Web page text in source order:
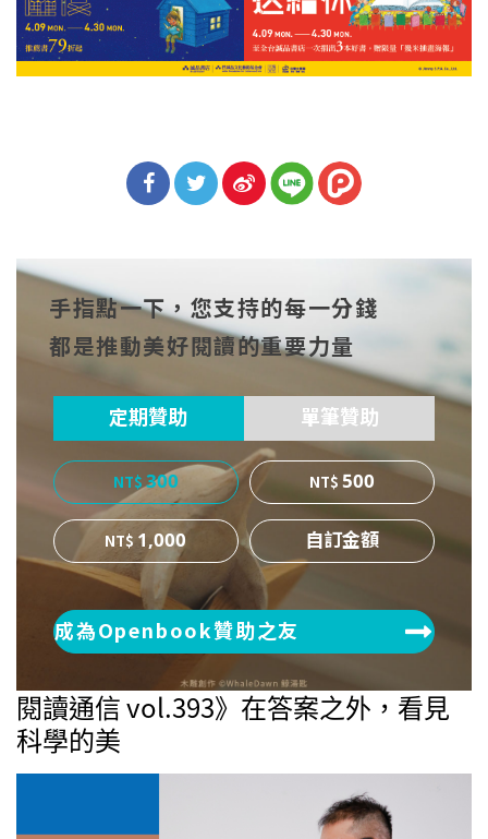
cebo
ok
witt
er
博
手指點一下，您支持的每一分錢
都是推動美好閱讀的重要力量
定期贊助 單筆贊助
300
500
1,000
成為Openbook贊助之友
閱讀通信 vol.393》在答案之外，看見
科學的美